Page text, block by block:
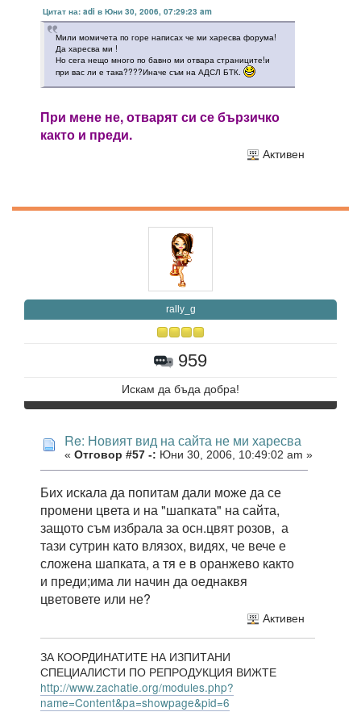
Цитат на: adi в Юни 30, 2006, 07:29:23 am
Мили момичета по горе написах че ми харесва форума!
Да харесва ми !
Но сега нещо много по бавно ми отвара страниците!и
при вас ли е така????Иначе съм на АДСЛ БТК.
При мене не, отварят си се бързичко
както и преди.
Активен
rally_g
959
Искам да бъда добра!
Re: Новият вид на сайта не ми харесва
« Отговор #57 -: Юни 30, 2006, 10:49:02 am »
Бих искала да попитам дали може да се
промени цвета и на "шапката" на сайта,
защото съм избрала за осн.цвят розов, а
тази сутрин като влязох, видях, че вече е
сложена шапката, а тя е в оранжево както
и преди;има ли начин да оеднаквя
цветовете или не?
Активен
ЗА КООРДИНАТИТЕ НА ИЗПИТАНИ
СПЕЦИАЛИСТИ ПО РЕПРОДУКЦИЯ ВИЖТЕ
http://www.zachatie.org/modules.php?
name=Content&pa=showpage&pid=6